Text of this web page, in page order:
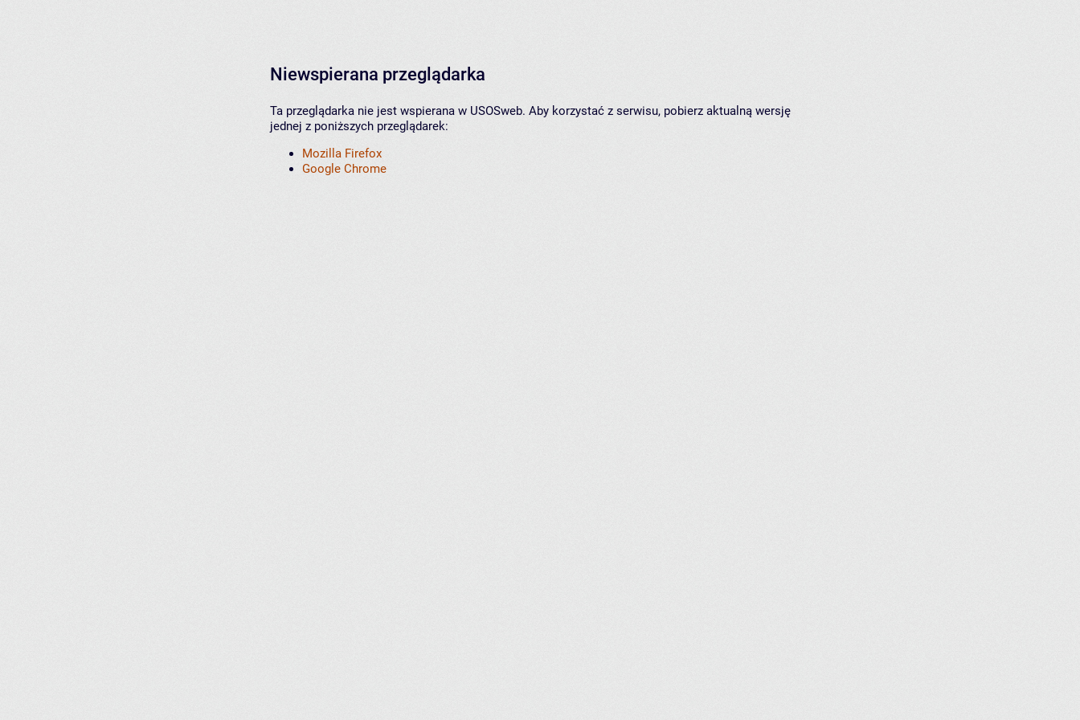
Niewspierana przeglądarka
Ta przeglądarka nie jest wspierana w USOSweb. Aby korzystać z serwisu, pobierz aktualną wersję
jednej z poniższych przeglądarek:
Mozilla Firefox
Google Chrome